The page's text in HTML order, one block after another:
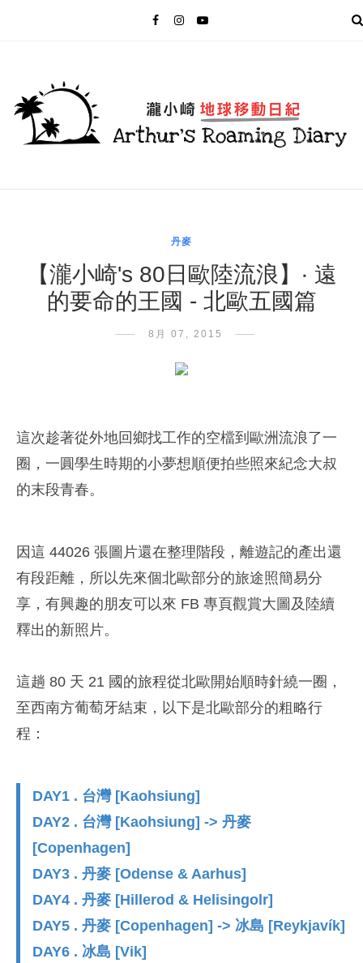
丹麥
【瀧小崎's 80日歐陸流浪】‧ 遠
的要命的王國 - 北歐五國篇
8月 07, 2015
這次趁著從外地回鄉找工作的空檔到歐洲流浪了一
圈，一圓學生時期的小夢想順便拍些照來紀念大叔
的末段青春。
因這 44026 張圖片還在整理階段，離遊記的產出還
有段距離，所以先來個北歐部分的旅途照簡易分
享，有興趣的朋友可以來 FB 專頁觀賞大圖及陸續
釋出的新照片。
這趟 80 天 21 國的旅程從北歐開始順時針繞一圈，
至西南方葡萄牙結束，以下是北歐部分的粗略行
程：
DAY1 . 台灣 [Kaohsiung]
DAY2 . 台灣 [Kaohsiung] -> 丹麥
[Copenhagen]
DAY3 . 丹麥 [Odense & Aarhus]
DAY4 . 丹麥 [Hillerod & Helisingolr]
DAY5 . 丹麥 [Copenhagen] -> 冰島 [Reykjavík]
DAY6 . 冰島 [Vik]